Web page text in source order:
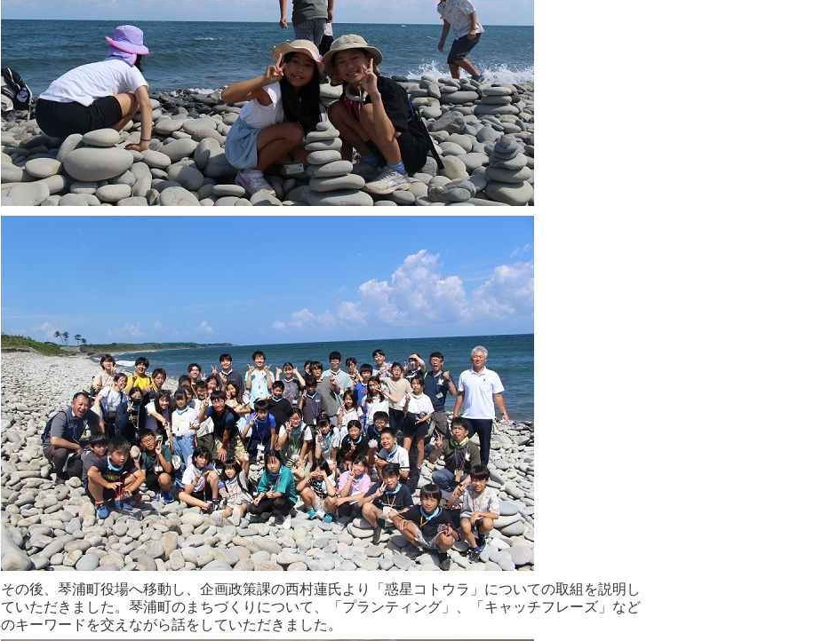
その後、琴浦町役場へ移動し、企画政策課の西村蓮氏より「惑星コトウラ」についての取組を説明し
ていただきました。琴浦町のまちづくりについて、「プランティング」、「キャッチフレーズ」など
のキーワードを交えながら話をしていただきました。